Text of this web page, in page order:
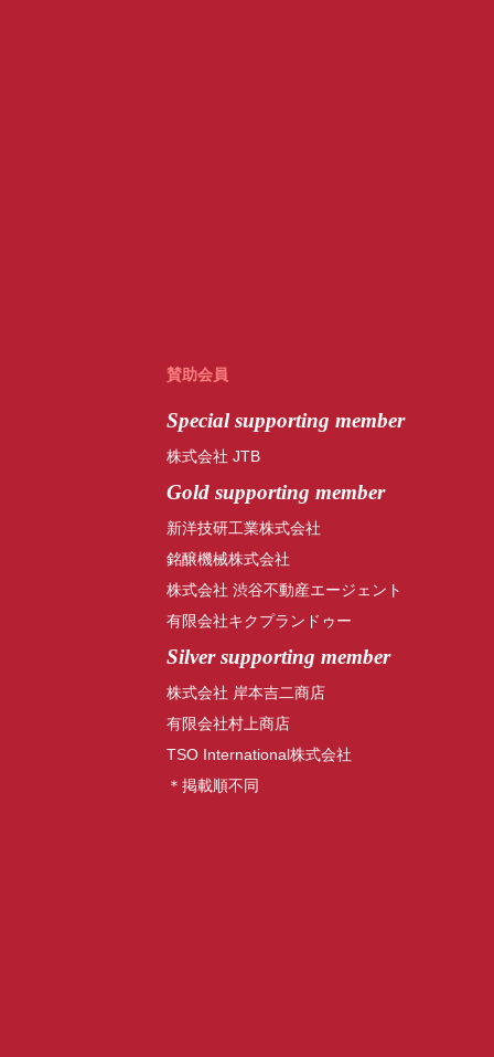
賛助会員
Specialsupporting member
株式会社 JTB
Gold supporting member
新洋技研工業株式会社
銘醸機械株式会社
株式会社 渋谷不動産エージェント
有限会社キクプランドゥー
Silver supporting member
株式会社 岸本吉二商店
有限会社村上商店
TSO International株式会社
＊掲載順不同